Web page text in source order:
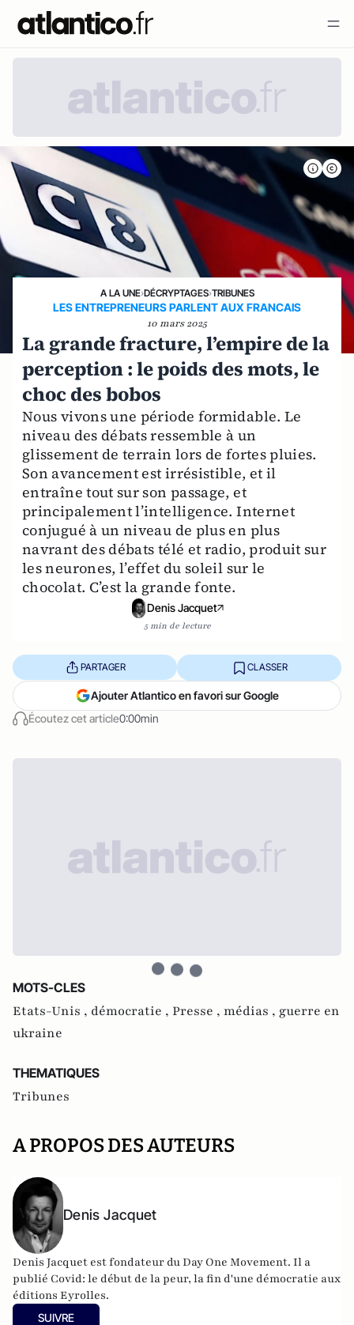
A LA UNE›DÉCRYPTAGES›TRIBUNES
LES ENTREPRENEURS PARLENT AUX FRANCAIS
10 mars 2025
La grande fracture, l’empire de la
perception : le poids des mots, le
choc des bobos
Nous vivons une période formidable. Le
niveau des débats ressemble à un
glissement de terrain lors de fortes pluies.
Son avancement est irrésistible, et il
entraîne tout sur son passage, et
principalement l’intelligence. Internet
conjugué à un niveau de plus en plus
navrant des débats télé et radio, produit sur
les neurones, l’effet du soleil sur le
chocolat. C’est la grande fonte.
Denis Jacquet
5 min de lecture
Écoutez cet article0:00min
PARTAGER CLASSER
Ajouter Atlantico en favori sur Google
MOTS-CLES
Etats-Unis , démocratie , Presse , médias , guerre en
ukraine
THEMATIQUES
Tribunes
A PROPOS DES AUTEURS
Denis Jacquet
Denis Jacquet est fondateur du Day One Movement. Il a
publié Covid: le début de la peur, la fin d'une démocratie aux
éditions Eyrolles.
SUIVRE